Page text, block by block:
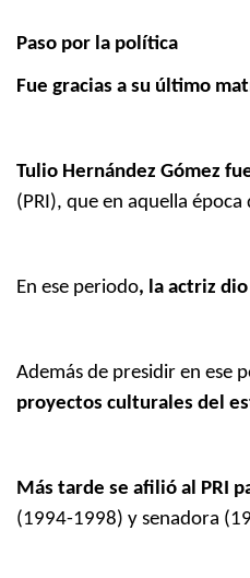
Paso por la política
Fue gracias a su último
Tulio Hernández Gómez
(PRI), que en aquella
En ese periodo, la actriz
Además de presidir en ese
proyectos culturales del
Más tarde se afilió al PRI
(1994-1998) y senadora